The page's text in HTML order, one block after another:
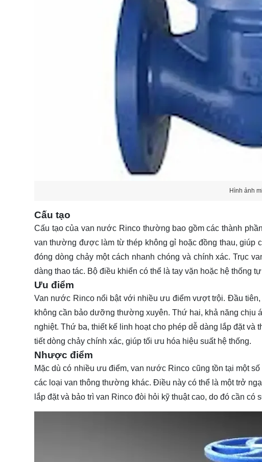
Hình ảnh
Cấu tạo
Cấu tạo của van nước Rinco thường bao gồm các thành
van thường được làm từ thép không gỉ hoặc đồng thau, giúp
đóng dòng chảy một cách nhanh chóng và chính xác. Trục
dàng thao tác. Bộ điều khiển có thể là tay vặn hoặc hệ thống
Ưu điểm
Van nước Rinco nổi bật với nhiều ưu điểm vượt trội. Đầu
không cần bảo dưỡng thường xuyên. Thứ hai, khả năng chịu
nghiệt. Thứ ba, thiết kế linh hoạt cho phép dễ dàng lắp đặt và
tiết dòng chảy chính xác, giúp tối ưu hóa hiệu suất hệ thống.
Nhược điểm
Mặc dù có nhiều ưu điểm, van nước Rinco cũng tồn tại một
các loại van thông thường khác. Điều này có thể là một trở
lắp đặt và bảo trì van Rinco đòi hỏi kỹ thuật cao, do đó cần